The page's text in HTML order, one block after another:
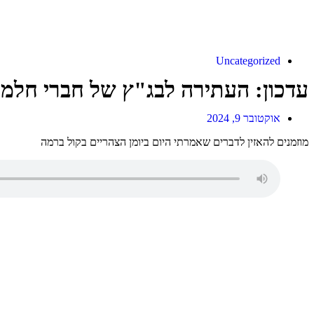
Uncategorized
עדכון: העתירה לבג"ץ של חברי
אוקטובר 9, 2024
מוזמנים להאזין לדברים שאמרתי היום ביומן הצהריים בקול ברמה